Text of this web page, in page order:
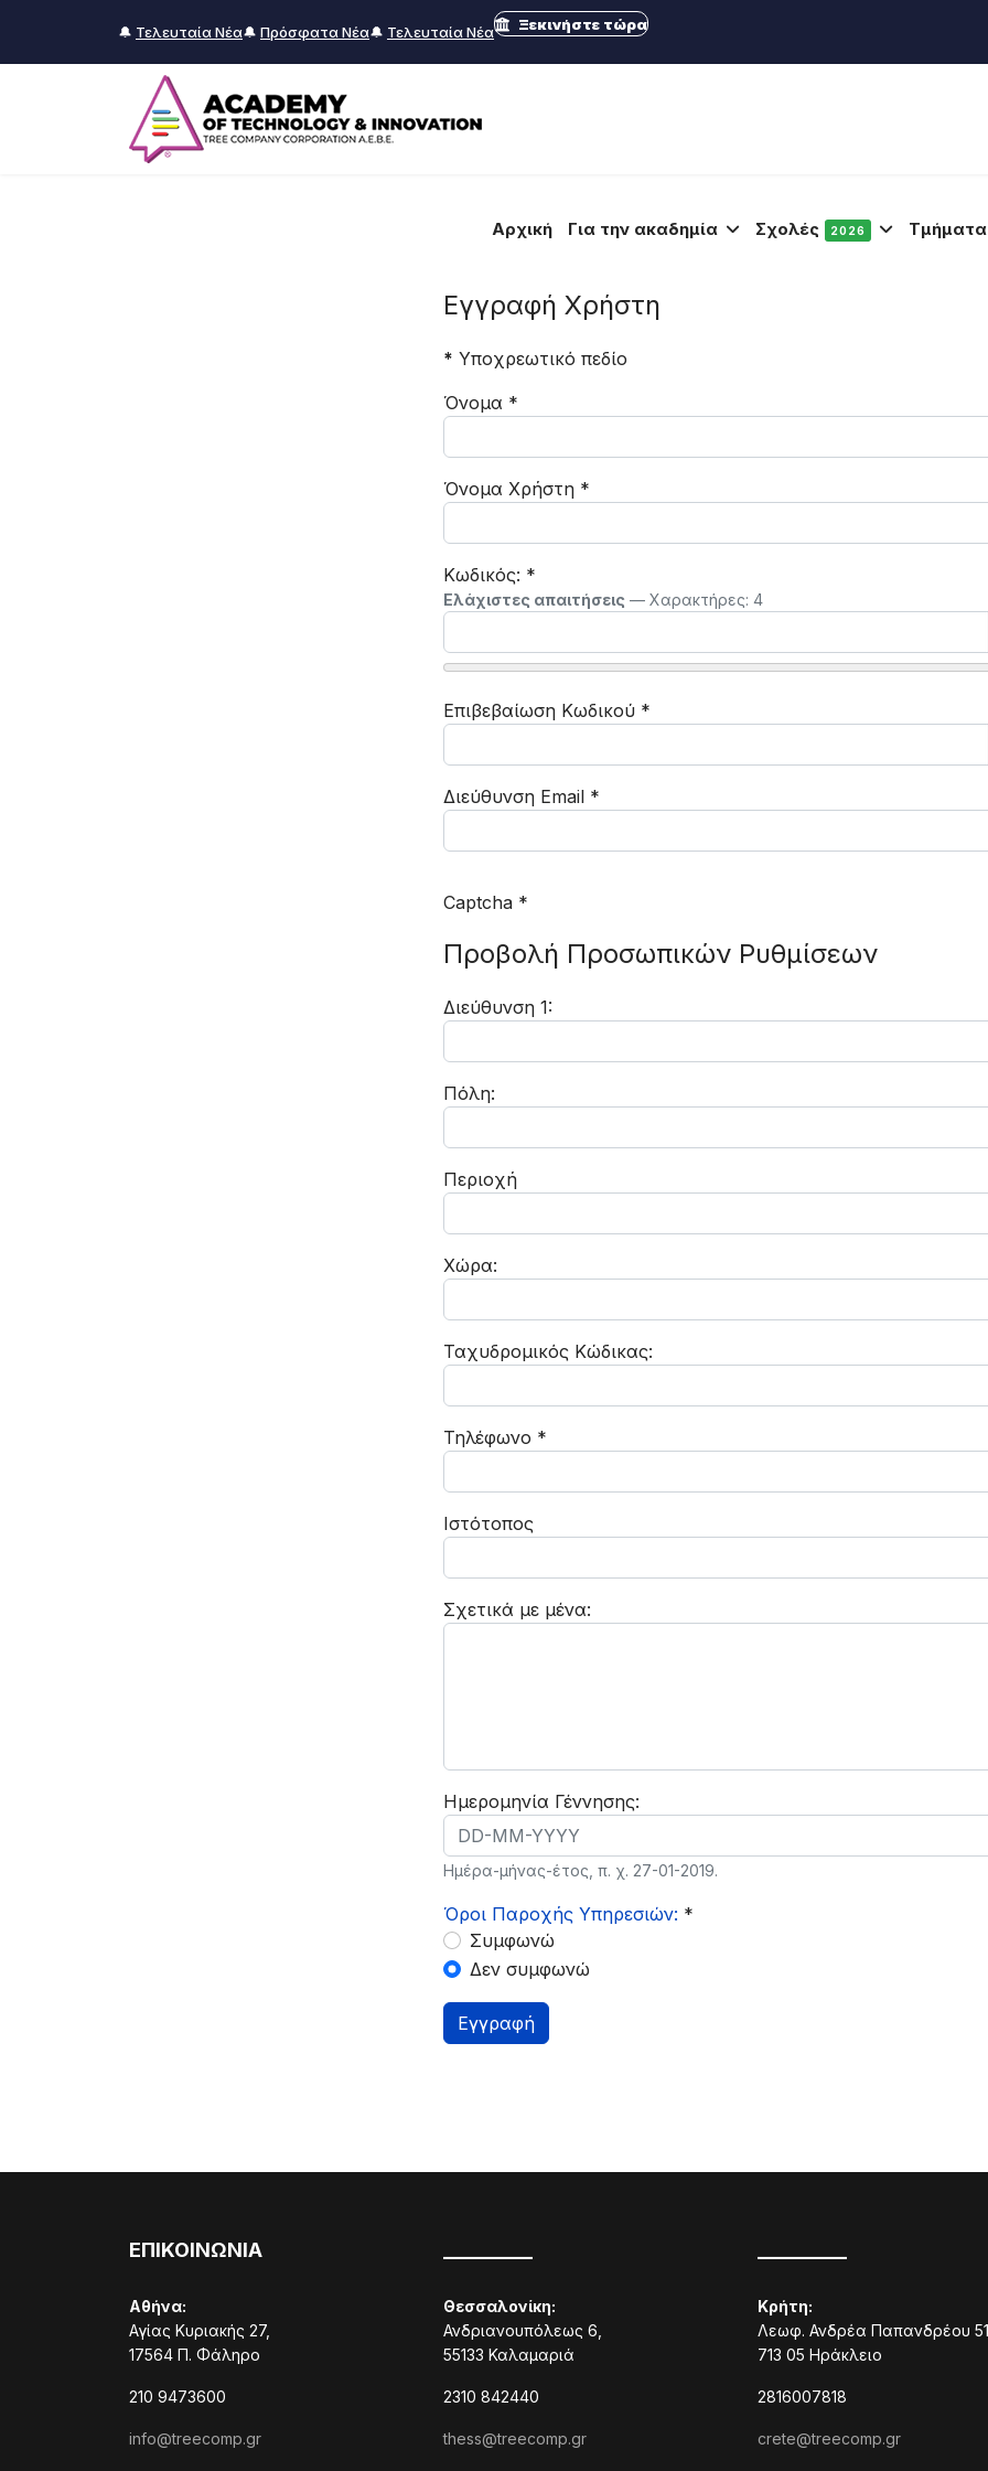
🔔 Τελευταία Νέα🔔 Πρόσφατα Νέα🔔 Τελευταία Νέα Ξεκινήστε τώρα
Αρχική Για την ακαδημία Σχολές 2026 Τμήματα
Εγγραφή Χρήστη
* Υποχρεωτικό πεδίο
Όνομα *
Όνομα Χρήστη *
Κωδικός: *
Ελάχιστες απαιτήσεις — Χαρακτήρες: 4
Επιβεβαίωση Κωδικού *
Διεύθυνση Email *
Captcha *
Προβολή Προσωπικών Ρυθμίσεων
Διεύθυνση 1:
Πόλη:
Περιοχή
Χώρα:
Ταχυδρομικός Κώδικας:
Τηλέφωνο *
Ιστότοπος
Σχετικά με μένα:
Ημερομηνία Γέννησης:
Ημέρα-μήνας-έτος, π. χ. 27-01-2019.
Όροι Παροχής Υπηρεσιών: *
Όροι Παροχής Υπηρεσιών:
Συμφωνώ
Δεν συμφωνώ
Εγγραφή
ΕΠΙΚΟΙΝΩΝΙΑ
Αθήνα:
Αγίας Κυριακής 27,
17564 Π. Φάληρο
210 9473600
info@treecomp.gr
Θεσσαλονίκη:
Ανδριανουπόλεως 6,
55133 Καλαμαριά
2310 842440
thess@treecomp.gr
Κρήτη:
Λεωφ. Ανδρέα Παπανδρέου 51,
713 05 Ηράκλειο
2816007818
crete@treecomp.gr